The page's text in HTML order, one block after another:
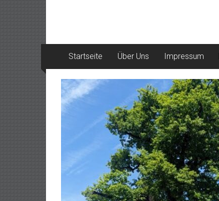
Startseite Über Uns Impressum